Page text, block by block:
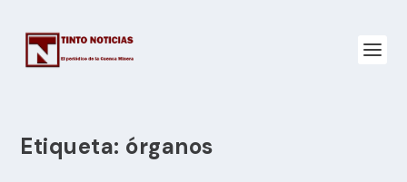
Etiqueta: órganos